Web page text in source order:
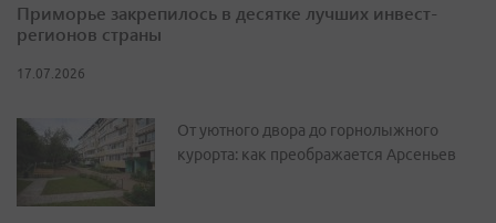
Приморье закрепилось в десятке лучших инвест-
регионов страны
17.07.2026
От уютного двора до горнолыжного
курорта: как преображается Арсеньев